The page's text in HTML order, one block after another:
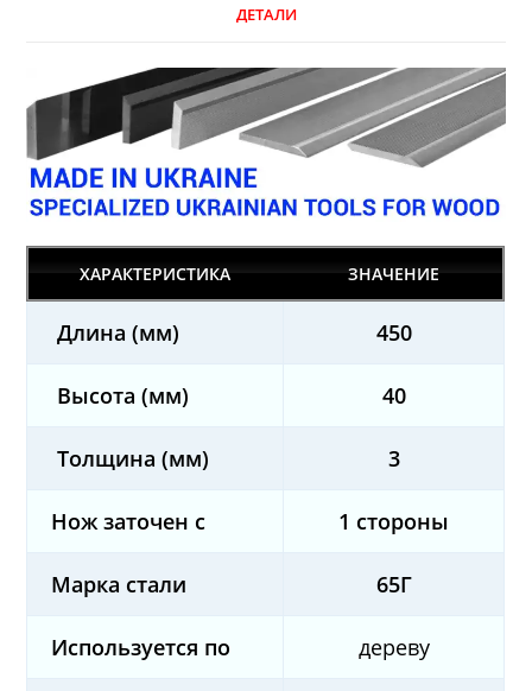
ДЕТАЛИ
ХАРАКТЕРИСТИКА ЗНАЧЕНИЕ
Длина (мм) 450
Высота (мм) 40
Толщина (мм) 3
Нож заточен с 1 стороны
Марка стали 65Г
Используется по дереву